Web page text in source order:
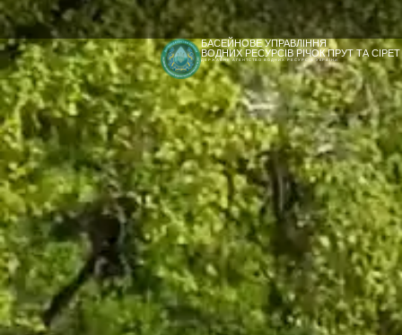
[newyear_garland]
БАСЕЙНОВЕ УПРАВЛІННЯ
ВОДНИХ РЕСУРСІВ РІЧОК ПРУТ ТА СІРЕТ
ДЕРЖАВНЕ АГЕНТСТВО ВОДНИХ РЕСУРСІВ УКРАЇНИ